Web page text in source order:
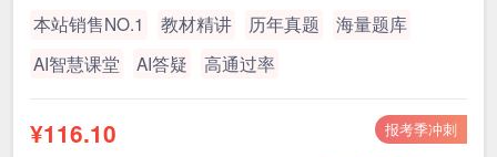
本站销售NO.1 教材精讲 历年真题
海量题库
AI智慧课堂
AI答疑 高通过率
报考季冲刺
¥116.10